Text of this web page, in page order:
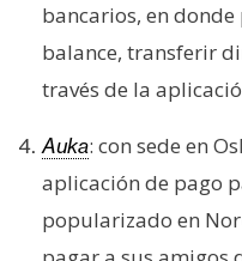
R
e
u
r
s
bancarios, en
balance, transferir
través de la
Auka: con sede en
aplicación de pago
popularizado en